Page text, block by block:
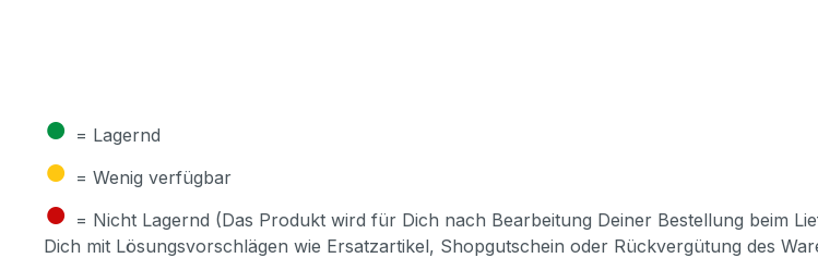
● = Lagernd
● = Wenig verfügbar
● = Nicht Lagernd (Das Produkt wird für Dich nach Bearbeitung Deiner Bestellung beim
Dich mit Lösungsvorschlägen wie Ersatzartikel, Shopgutschein oder Rückvergütung des